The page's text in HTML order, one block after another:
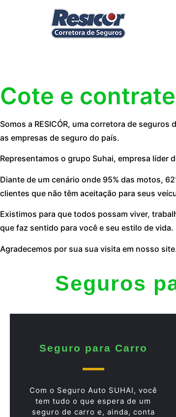
Cote e
Somos a RESICÓR, uma corretora de
as empresas de seguro do país.
Representamos o grupo Suhai, empresa líder
Diante de um cenário onde 95% das motos,
clientes que não têm aceitação para seus
Existimos para que todos possam viver,
que faz sentido para você e seu estilo de vida.
Agradecemos por sua sua visita em nosso
Seguros
Seguro para Carro
Com o Seguro Auto SUHAI, você
tem tudo o que espera de um
seguro de carro e, ainda, conta